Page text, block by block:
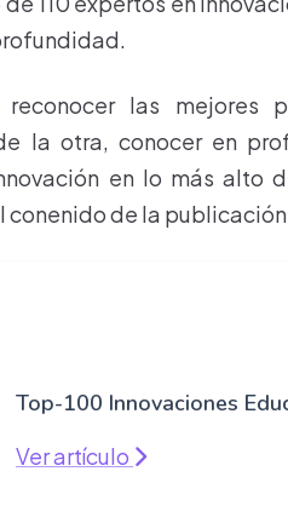
las mejores
la otra, conocer en
en lo más alto
conenido de la
Top-100 Innovaciones
Ver artículo